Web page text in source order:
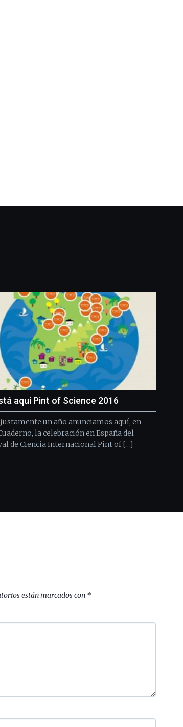
aquí Pint of Science 2016
un año anunciamos aquí, en
la celebración en España del
de Ciencia Internacional Pint of […]
están marcados con *